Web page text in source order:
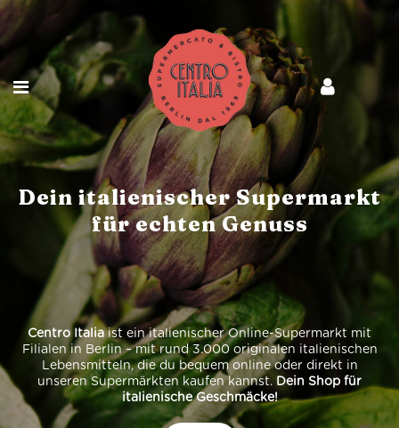
Centro Italiaist ein italienischer Online-Supermarkt mit
Filialen in Berlin – mit rund 3.000 originalen italienischen
Lebensmitteln, die du bequem online oder direkt in
unseren Supermärkten kaufen kannst. Dein Shop für
italienische Geschmäcke!
Dein italienischer Supermarkt
für echten Genuss